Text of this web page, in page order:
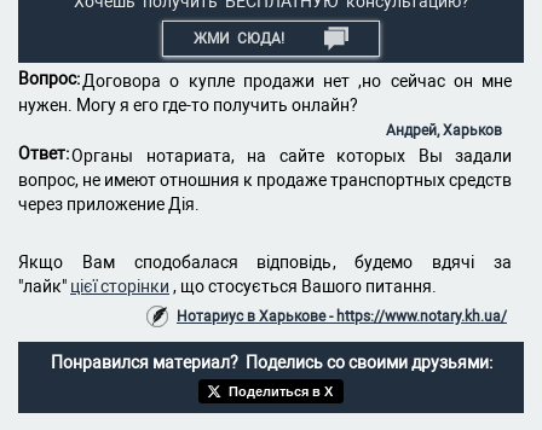
ЖМИ СЮДА!
Вопрос:Договора о купле продажи нет ,но сейчас он мне
нужен. Могу я его где-то получить онлайн?
Андрей, Харьков
Ответ:Органы нотариата, на сайте которых Вы задали
вопрос, не имеют отношния к продаже транспортных средств
через приложение Дія.
Якщо Вам сподобалася відповідь, будемо вдячі за
"лайк" цієї сторінки , що стосується Вашого питання.
Нотариус в Харькове - https://www.notary.kh.ua/
Понравился материал? Поделись со своими друзьями:
Поделиться в X